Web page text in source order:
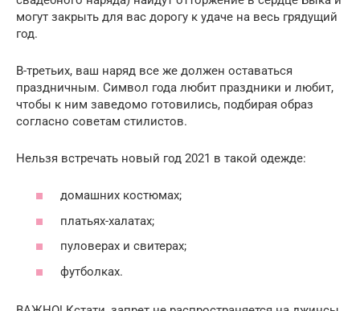
могут закрыть для вас дорогу к удаче на весь грядущий
год.
В-третьих, ваш наряд все же должен оставаться
праздничным. Символ года любит праздники и любит,
чтобы к ним заведомо готовились, подбирая образ
согласно советам стилистов.
Нельзя встречать новый год 2021 в такой одежде:
домашних костюмах;
платьях-халатах;
пуловерах и свитерах;
футболках.